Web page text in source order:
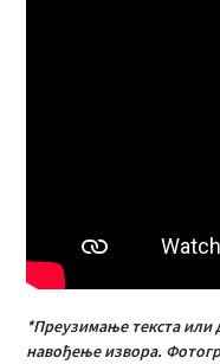
*Преузимање текста или
навођење извора.